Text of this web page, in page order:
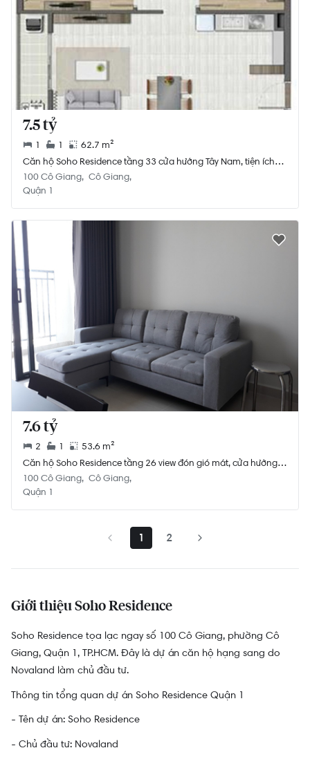
7.5 tỷ
1 1
62.7 m²
Căn hộ Soho Residence tầng 33 cửa hướng Tây Nam, tiện ích
đa dạng.
100 Cô Giang Cô Giang
Quận 1
7.6 tỷ
2 1
53.6 m²
Căn hộ Soho Residence tầng 26 view đón gió mát, cửa hướng
Tây Nam.
100 Cô Giang Cô Giang
Quận 1
1 2
Giới thiệu Soho Residence
Soho Residence tọa lạc ngay số 100 Cô Giang, phường Cô
Giang, Quận 1, TP.HCM. Đây là dự án căn hộ hạng sang do
Novaland làm chủ đầu tư.
Thông tin tổng quan dự án Soho Residence Quận 1
- Tên dự án: Soho Residence
- Chủ đầu tư: Novaland